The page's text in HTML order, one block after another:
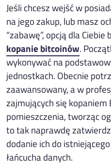
Jeśli chcesz wejść w
na jego zakup, lub masz
“zabawę”, opcją dla Ciebie
kopanie bitcoinów.
wykonywać na
jednostkach. Obecnie
zaawansowany, a w
zajmujących się kopaniem
pomieszczenia, tworząc
to tak naprawdę
dodanie ich do
łańcucha danych.